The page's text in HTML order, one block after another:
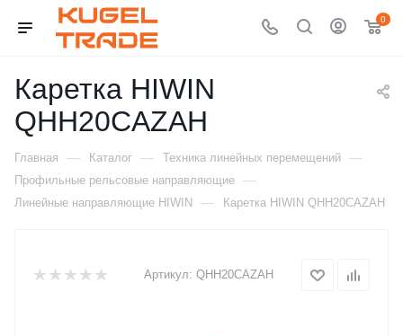
0
Каретка HIWIN
QHH20CAZAH
Главная — Каталог — Техника линейных перемещений —
Профильные рельсовые направляющие —
Линейные направляющие HIWIN — Каретка HIWIN QHH20CAZAH
Артикул: QHH20CAZAH